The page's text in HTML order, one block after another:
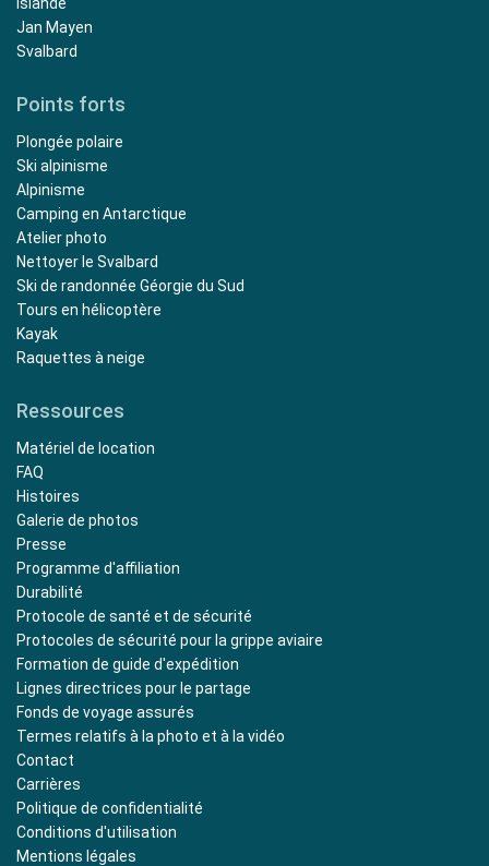
Jan Mayen
Svalbard
Points forts
Plongée polaire
Ski alpinisme
Alpinisme
Camping en Antarctique
Atelier photo
Nettoyer le Svalbard
Ski de randonnée Géorgie du Sud
Tours en hélicoptère
Kayak
Raquettes à neige
Ressources
Matériel de location
FAQ
Histoires
Galerie de photos
Presse
Programme d'affiliation
Durabilité
Protocole de santé et de sécurité
Protocoles de sécurité pour la grippe aviaire
Formation de guide d'expédition
Lignes directrices pour le partage
Fonds de voyage assurés
Termes relatifs à la photo et à la vidéo
Contact
Carrières
Politique de confidentialité
Conditions d'utilisation
Mentions légales